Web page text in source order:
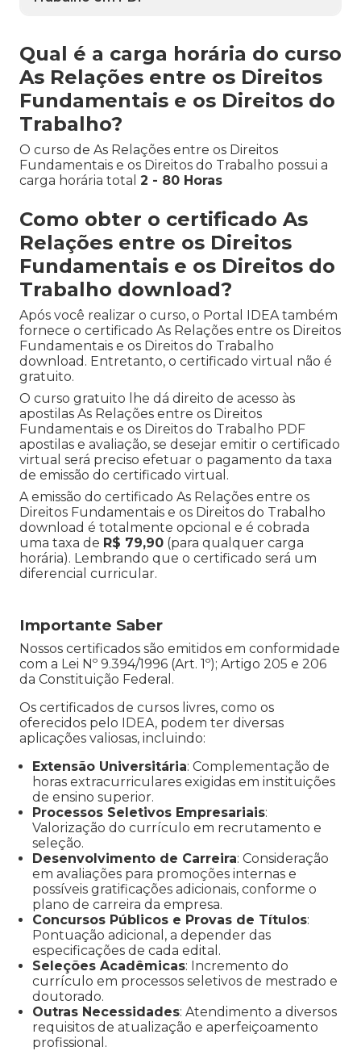
Qual é a carga horária do curso
As Relações entre os Direitos
Fundamentais e os Direitos do
Trabalho?
O curso de As Relações entre os Direitos
Fundamentais e os Direitos do Trabalho possui a
carga horária total 2 - 80 Horas
Como obter o certificado As
Relações entre os Direitos
Fundamentais e os Direitos do
Trabalho download?
Após você realizar o curso, o Portal IDEA também
fornece o certificado As Relações entre os Direitos
Fundamentais e os Direitos do Trabalho
download. Entretanto, o certificado virtual não é
gratuito.
O curso gratuito lhe dá direito de acesso às
apostilas As Relações entre os Direitos
Fundamentais e os Direitos do Trabalho PDF
apostilas e avaliação, se desejar emitir o certificado
virtual será preciso efetuar o pagamento da taxa
de emissão do certificado virtual.
A emissão do certificado As Relações entre os
Direitos Fundamentais e os Direitos do Trabalho
download é totalmente opcional e é cobrada
uma taxa de R$ 79,90 (para qualquer carga
horária). Lembrando que o certificado será um
diferencial curricular.
Importante Saber
Nossos certificados são emitidos em conformidade
com a Lei Nº 9.394/1996 (Art. 1º); Artigo 205 e 206
da Constituição Federal.
Os certificados de cursos livres, como os
oferecidos pelo IDEA, podem ter diversas
aplicações valiosas, incluindo:
Extensão Universitária: Complementação de
horas extracurriculares exigidas em instituições
de ensino superior.
Processos Seletivos Empresariais:
Valorização do currículo em recrutamento e
seleção.
Desenvolvimento de Carreira: Consideração
em avaliações para promoções internas e
possíveis gratificações adicionais, conforme o
plano de carreira da empresa.
Concursos Públicos e Provas de Títulos:
Pontuação adicional, a depender das
especificações de cada edital.
Seleções Acadêmicas: Incremento do
currículo em processos seletivos de mestrado e
doutorado.
Outras Necessidades: Atendimento a diversos
requisitos de atualização e aperfeiçoamento
profissional.